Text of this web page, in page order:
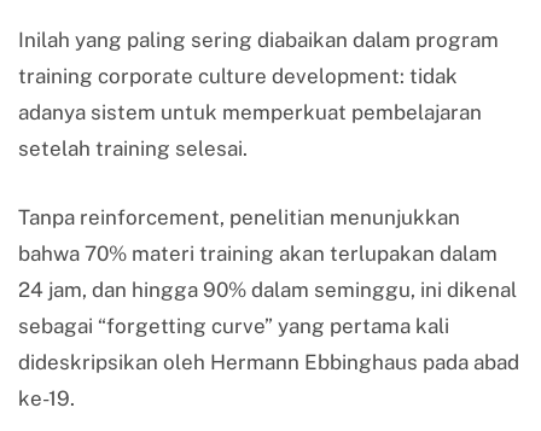
Inilah yang paling sering diabaikan dalam program
training corporate culture development: tidak
adanya sistem untuk memperkuat pembelajaran
setelah training selesai.
Tanpa reinforcement, penelitian menunjukkan
bahwa 70% materi training akan terlupakan dalam
24 jam, dan hingga 90% dalam seminggu, ini dikenal
sebagai “forgetting curve” yang pertama kali
dideskripsikan oleh Hermann Ebbinghaus pada abad
ke-19.